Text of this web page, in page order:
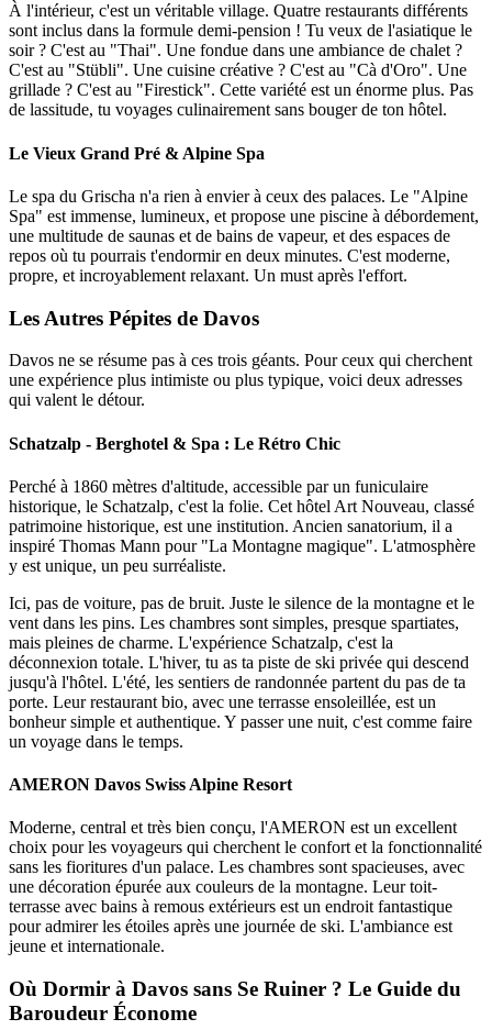
À l'intérieur, c'est un véritable village. Quatre restaurants différents
sont inclus dans la formule demi-pension ! Tu veux de l'asiatique le
soir ? C'est au "Thai". Une fondue dans une ambiance de chalet ?
C'est au "Stübli". Une cuisine créative ? C'est au "Cà d'Oro". Une
grillade ? C'est au "Firestick". Cette variété est un énorme plus. Pas
de lassitude, tu voyages culinairement sans bouger de ton hôtel.
Le Vieux Grand Pré & Alpine Spa
Le spa du Grischa n'a rien à envier à ceux des palaces. Le "Alpine
Spa" est immense, lumineux, et propose une piscine à débordement,
une multitude de saunas et de bains de vapeur, et des espaces de
repos où tu pourrais t'endormir en deux minutes. C'est moderne,
propre, et incroyablement relaxant. Un must après l'effort.
Les Autres Pépites de Davos
Davos ne se résume pas à ces trois géants. Pour ceux qui cherchent
une expérience plus intimiste ou plus typique, voici deux adresses
qui valent le détour.
Schatzalp - Berghotel & Spa : Le Rétro Chic
Perché à 1860 mètres d'altitude, accessible par un funiculaire
historique, le Schatzalp, c'est la folie. Cet hôtel Art Nouveau, classé
patrimoine historique, est une institution. Ancien sanatorium, il a
inspiré Thomas Mann pour "La Montagne magique". L'atmosphère
y est unique, un peu surréaliste.
Ici, pas de voiture, pas de bruit. Juste le silence de la montagne et le
vent dans les pins. Les chambres sont simples, presque spartiates,
mais pleines de charme. L'expérience Schatzalp, c'est la
déconnexion totale. L'hiver, tu as ta piste de ski privée qui descend
jusqu'à l'hôtel. L'été, les sentiers de randonnée partent du pas de ta
porte. Leur restaurant bio, avec une terrasse ensoleillée, est un
bonheur simple et authentique. Y passer une nuit, c'est comme faire
un voyage dans le temps.
AMERON Davos Swiss Alpine Resort
Moderne, central et très bien conçu, l'AMERON est un excellent
choix pour les voyageurs qui cherchent le confort et la fonctionnalité
sans les fioritures d'un palace. Les chambres sont spacieuses, avec
une décoration épurée aux couleurs de la montagne. Leur toit-
terrasse avec bains à remous extérieurs est un endroit fantastique
pour admirer les étoiles après une journée de ski. L'ambiance est
jeune et internationale.
Où Dormir à Davos sans Se Ruiner ? Le Guide du
Baroudeur Économe